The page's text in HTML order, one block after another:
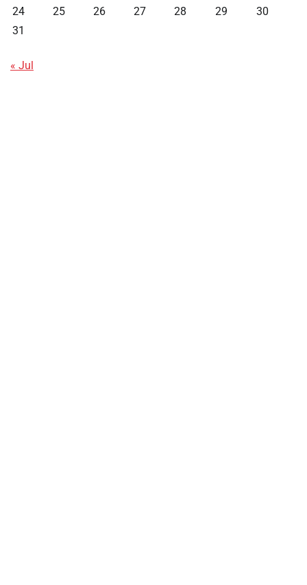
24
25 26 27 28 29
30
31
« Jul